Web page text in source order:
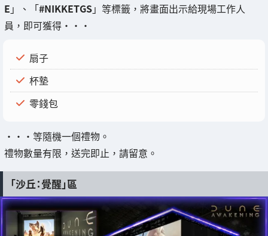
E 」、「#NIKKETGS」等標籤，將畫面出示給現場工作人
員，即可獲得・・・
扇子
杯墊
零錢包
・・・等隨機一個禮物。
禮物數量有限，送完即止，請留意。
「沙丘：覺醒」區